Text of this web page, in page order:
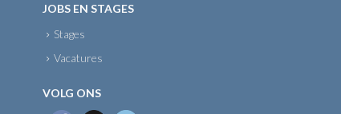
JOBS EN STAGES
Stages
Vacatures
VOLG ONS